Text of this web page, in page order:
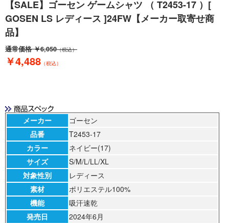
【SALE】ゴーセン ゲームシャツ （ T2453-17 ）[
GOSEN LS レディース ]24FW【メーカー取寄せ商
品】
￥4,488 （税込）
通常価格￥6,050（税込）
メーカー
ゴーセン
品番
T2453-17
カラー
ネイビー(17)
サイズ
S/M/L/LL/XL
対象性別
レディース
素材
ポリエステル100%
機能
吸汗速乾
発売日
2024年6月